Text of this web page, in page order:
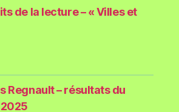
de la lecture – « Villes et
Regnault – résultats du